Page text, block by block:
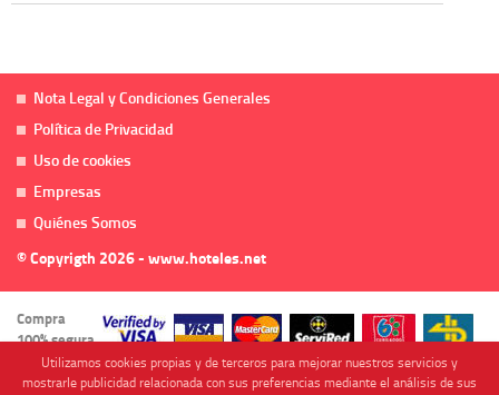
Nota Legal y Condiciones Generales
Política de Privacidad
Uso de cookies
Empresas
Quiénes Somos
© Copyrigth 2026 - www.hoteles.net
Compra
100% segura
Utilizamos cookies propias y de terceros para mejorar nuestros servicios y
mostrarle publicidad relacionada con sus preferencias mediante el análisis de sus